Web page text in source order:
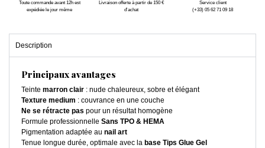
Toute commande avant 12h est
expédiée le jour même
Livraison offerte à partir de 150 €
d'achat
Service client
(+33) 05 62 71 09 18
Description
Principaux avantages
Teinte marron clair : nude chaleureux, sobre et élégant
Texture medium : couvrance en une couche
Ne se rétracte pas pour un résultat homogène
Formule professionnelle Sans TPO & HEMA
Pigmentation adaptée au nail art
Tenue longue durée, optimale avec la base Tips Glue Gel